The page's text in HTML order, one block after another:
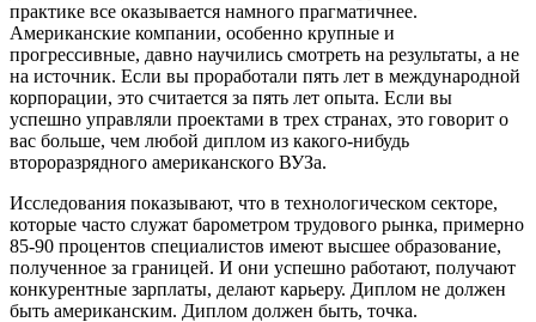
практике все оказывается намного прагматичнее.
Американские компании, особенно крупные и
прогрессивные, давно научились смотреть на результаты, а не
на источник. Если вы проработали пять лет в международной
корпорации, это считается за пять лет опыта. Если вы
успешно управляли проектами в трех странах, это говорит о
вас больше, чем любой диплом из какого-нибудь
второразрядного американского ВУЗа.
Исследования показывают, что в технологическом секторе,
которые часто служат барометром трудового рынка, примерно
85-90 процентов специалистов имеют высшее образование,
полученное за границей. И они успешно работают, получают
конкурентные зарплаты, делают карьеру. Диплом не должен
быть американским. Диплом должен быть, точка.